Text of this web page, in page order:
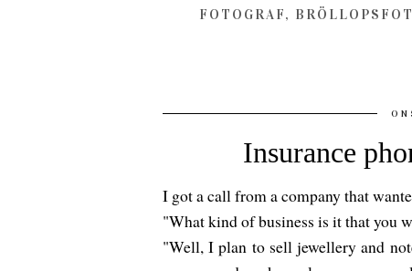
FOTOGRAF,
Insurance
I got a call from a company that
"What kind of business is it that you
"Well, I plan to sell jewellery and